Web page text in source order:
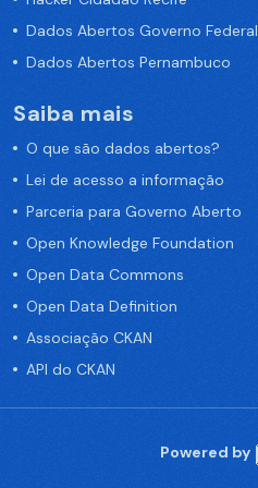
Dados Abertos Governo Federal
Dados Abertos Pernambuco
Saiba mais
O que são dados abertos?
Lei de acesso a informação
Parceria para Governo Aberto
Open Knowledge Foundation
Open Data Commons
Open Data Definition
Associação CKAN
API do CKAN
Powered by